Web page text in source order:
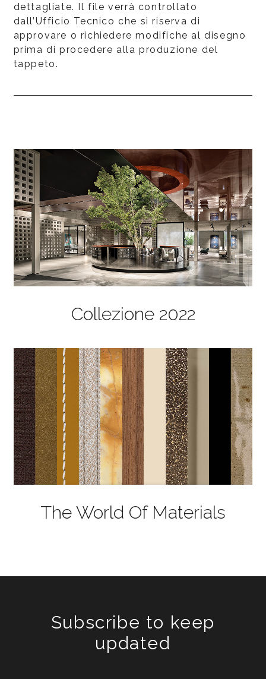
dettagliate. Il file verrà controllato
dall’Ufficio Tecnico che si riserva di
approvare o richiedere modifiche al disegno
prima di procedere alla produzione del
tappeto.
Collezione 2022
The World Of Materials
Subscribe to keep
updated